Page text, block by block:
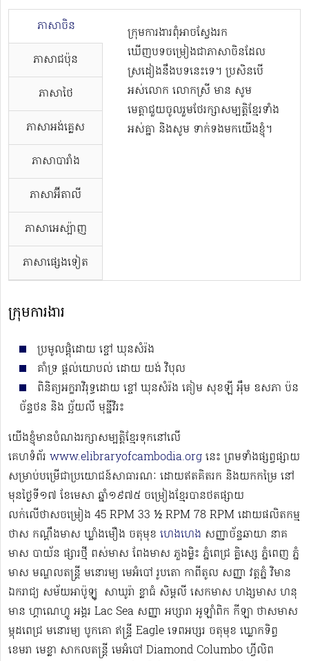
ភាសាចិន
ភាសាជប៉ុន
ភាសាថៃ
ភាសាអង់គ្លេស
ភាសាបារាំង
ភាសាអ៊ីតាលី
ភាសាអេស្ប៉ាញ
ភាសាផ្សេងទៀត
ក្រុមការងារពុំអាចស្វែងរក
ឃើញបទចម្រៀងជាភាសាចិនដែល
ស្រដៀងនឹងបទនេះទេ។ ប្រសិនបើ
អស់លោក លោកស្រី មាន សូម
មេត្តាជួយចូលរួមថែរក្សាសម្បត្តិខ្មែរទាំង
អស់គ្នា និងសូម ទាក់ទងមកយើងខ្ញុំ។
ក្រុមការងារ
ប្រមូលផ្ដុំដោយ ខ្ចៅ ឃុនសំរ៉ង
គាំទ្រ ផ្ដល់យោបល់ ដោយ យង់ វិបុល
ពិនិត្យអក្ខរាវិរុទ្ធដោយ ខ្ចៅ ឃុនសំរ៉ង គៀម​ សុខឡី អុឹម ឧសភា ប៉ន​
ច័ន្ទថន និង ច្ឆ័យលី​ មុន្នីវិរះ
យើងខ្ញុំមានបំណងរក្សាសម្បត្តិខ្មែរទុកនៅលើ
គេហទំព័រ www.elibraryofcambodia.org នេះ ព្រមទាំងផ្សព្វផ្សាយ
សម្រាប់បម្រើជាប្រយោជន៍សាធារណៈ ដោយឥតគិតរក និងយកកម្រៃ នៅ
មុនថ្ងៃទី១៧ ខែមេសា ឆ្នាំ១៩៧៥ ចម្រៀងខ្មែរបានថតផ្សាយ
លក់លើថាសចម្រៀង 45 RPM 33 ½ RPM 78 RPM​ ដោយផលិតកម្ម
ថាស កណ្ដឹងមាស ឃ្លាំងមឿង ចតុមុខ ហេងហេង សញ្ញាច័ន្ទឆាយា នាគ
មាស បាយ័ន ផ្សារថ្មី ពស់មាស ពែងមាស ភួងម្លិះ ភ្នំពេជ្រ គ្លិស្សេ ភ្នំពេញ ភ្នំ
មាស មណ្ឌលតន្រ្តី មនោរម្យ មេអំបៅ រូបតោ កាពីតូល សញ្ញា វត្តភ្នំ វិមាន
ឯករាជ្យ សម័យអាប៉ូឡូ ​​​ សាឃូរ៉ា ខ្លាធំ សិម្ពលី សេកមាស ហង្សមាស ហនុ
មាន ហ្គាណេហ្វូ​ អង្គរ Lac Sea សញ្ញា អប្សារា អូឡាំពិក កីឡា ថាសមាស
ម្កុដពេជ្រ មនោរម្យ បូកគោ ឥន្ទ្រី Eagle ទេពអប្សរ ចតុមុខ ឃ្លោកទិព្វ
ខេមរា មេខ្លា សាកលតន្ត្រី មេអំបៅ Diamond Columbo ហ្វីលិព